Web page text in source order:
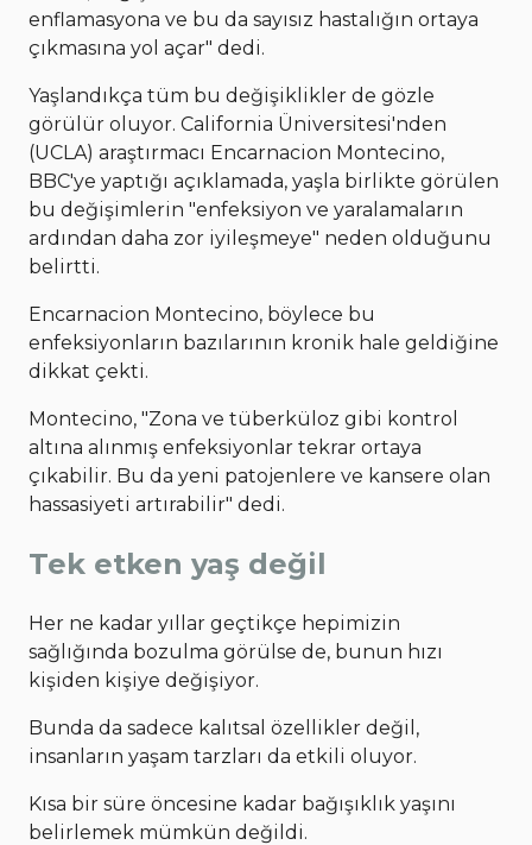
enflamasyona ve bu da sayısız hastalığın ortaya
çıkmasına yol açar" dedi.
Yaşlandıkça tüm bu değişiklikler de gözle
görülür oluyor. California Üniversitesi'nden
(UCLA) araştırmacı Encarnacion Montecino,
BBC'ye yaptığı açıklamada, yaşla birlikte görülen
bu değişimlerin "enfeksiyon ve yaralamaların
ardından daha zor iyileşmeye" neden olduğunu
belirtti.
Encarnacion Montecino, böylece bu
enfeksiyonların bazılarının kronik hale geldiğine
dikkat çekti.
Montecino, "Zona ve tüberküloz gibi kontrol
altına alınmış enfeksiyonlar tekrar ortaya
çıkabilir. Bu da yeni patojenlere ve kansere olan
hassasiyeti artırabilir" dedi.
Tek etken yaş değil
Her ne kadar yıllar geçtikçe hepimizin
sağlığında bozulma görülse de, bunun hızı
kişiden kişiye değişiyor.
Bunda da sadece kalıtsal özellikler değil,
insanların yaşam tarzları da etkili oluyor.
Kısa bir süre öncesine kadar bağışıklık yaşını
belirlemek mümkün değildi.